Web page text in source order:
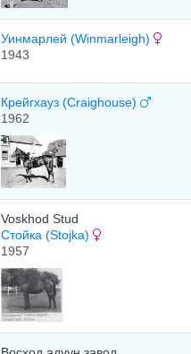
Уинмарлей (Winmarleigh)
1943
Крейгхауз (Craighouse)
1962
Voskhod Stud
Стойка (Stojka)
1957